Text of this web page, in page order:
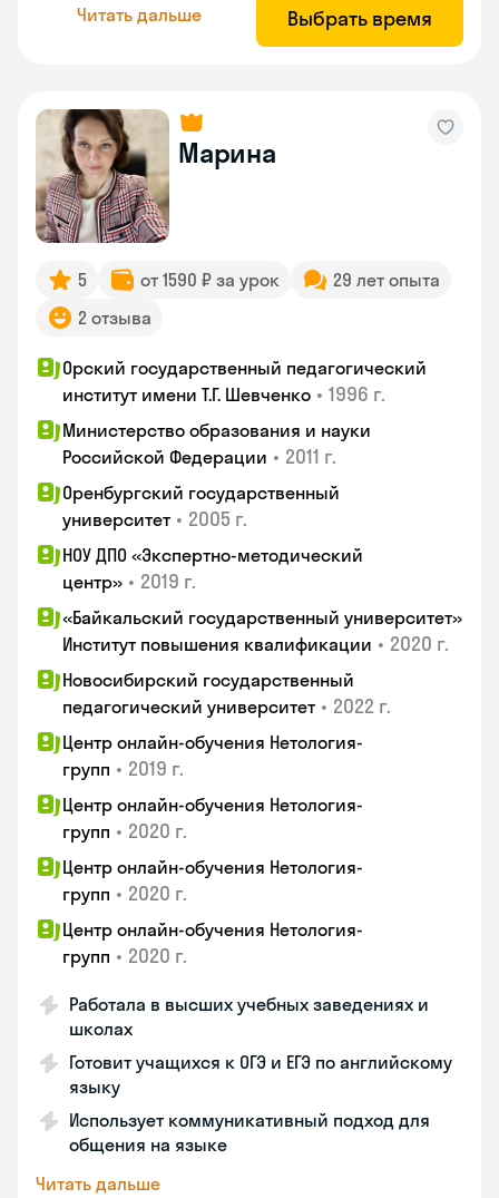
Читать дальше Выбрать время
Марина
5 от 1590 ₽ за урок
29 лет опыта
2 отзыва
Орский государственный педагогический
институт имени Т.Г. Шевченко • 1996 г.
Министерство образования и науки
Российской Федерации • 2011 г.
Оренбургский государственный
университет • 2005 г.
НОУ ДПО «Экспертно-методический
центр» • 2019 г.
«Байкальский государственный университет»
Институт повышения квалификации • 2020 г.
Новосибирский государственный
педагогический университет • 2022 г.
Центр онлайн-обучения Нетология-
групп • 2019 г.
Центр онлайн-обучения Нетология-
групп • 2020 г.
Центр онлайн-обучения Нетология-
групп • 2020 г.
Центр онлайн-обучения Нетология-
групп • 2020 г.
Работала в высших учебных заведениях и
школах
Готовит учащихся к ОГЭ и ЕГЭ по английскому
языку
Использует коммуникативный подход для
общения на языке
Читать дальше